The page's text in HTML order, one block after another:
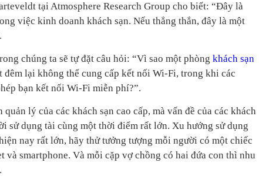
tại Atmosphere Research Group cho biết: “Đây là
việc kinh doanh khách sạn. Nếu thẳng thắn, đây là một
chúng ta sẽ tự đặt câu hỏi: “Vì sao một phòng khách sạn
đêm lại không thể cung cấp kết nối Wi-Fi, trong khi các
bạn kết nối Wi-Fi miễn phí?”.
lý của các khách sạn cao cấp, mà vấn đề của các khách
sử dụng tài cùng một thời điểm rất lớn. Xu hướng sử dụng
nay rất lớn, hãy thử tưởng tượng mỗi người có một chiếc
và smartphone. Và mỗi cặp vợ chồng có hai đứa con thì nhu